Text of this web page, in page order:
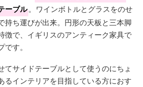
ーブル。ワインボトルとグラスをのせ
持ち運びが出来。円形の天板と三本脚
徴で、イギリスのアンティーク家具で
す。
てサイドテーブルとして使うのにちょ
るインテリアを目指している方におす